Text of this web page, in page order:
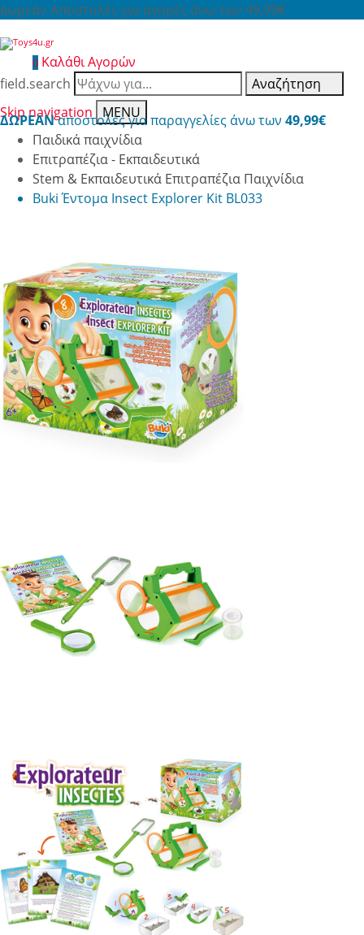
Δωρεάν Αποστολές για αγορές άνω των 49,99€
0 Καλάθι Αγορών
field.search
Αναζήτηση
Skip navigation
MENU
ΔΩΡΕΑΝαποστολές για παραγγελίες άνω των 49,99€
Παιδικά παιχνίδια
Επιτραπέζια - Εκπαιδευτικά
Stem & Εκπαιδευτικά Επιτραπέζια Παιχνίδια
Buki Έντομα Insect Explorer Kit BL033